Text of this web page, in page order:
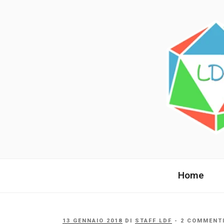
Home
PUBBLICATO
13 GENNAIO 2018 DI STAFF LDF - 2 COMMENTI